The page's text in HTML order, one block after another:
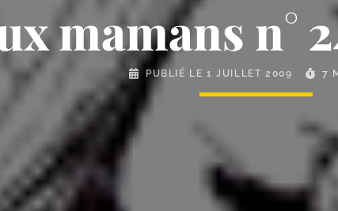
mamans n°
PUBLIÉ LE1 JUILLET 2009 7